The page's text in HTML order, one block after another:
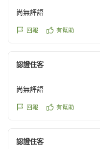
尚無評語
回報 有幫助
認證住客
尚無評語
回報 有幫助
認證住客